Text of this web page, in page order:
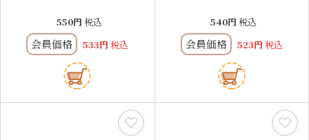
550 税込
会員価格 533 税込
540 税込
会員価格 523 税込